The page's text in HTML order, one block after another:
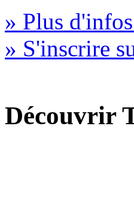
» Plus
» S'inscrire
Découvrir